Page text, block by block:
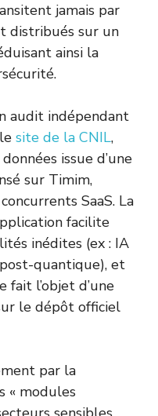
jamais par
distribués sur un
ainsi la
audit indépendant
site de la CNIL,
issue d’une
sur Timim,
SaaS. La
facilite
inédites (ex : IA
quantique), et
fait l’objet d’une
le dépôt officiel
par la
« modules